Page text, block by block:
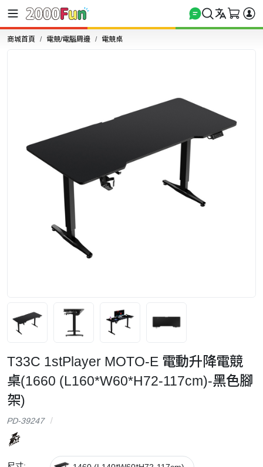
商城首頁 電競/電腦周邊 電競桌
T33C 1stPlayer MOTO-E 電動升降電競
桌(1660 (L160*W60*H72-117cm)-黑色腳
架)
PD-39247